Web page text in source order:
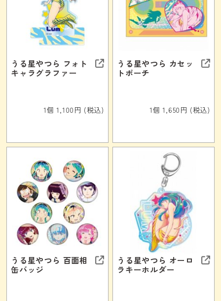
うる星やつら フォト
キャラグラファー
1個 1,100円 (税込)
うる星やつら カセッ
トポーチ
1個 1,650円 (税込)
うる星やつら 百面相
缶バッジ
うる星やつら オーロ
ラキーホルダー